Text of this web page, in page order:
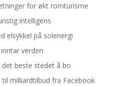
for økt romturisme
intelligens
elsykkel på solenergi
verden
beste stedet å bo
milliardtilbud fra Facebook